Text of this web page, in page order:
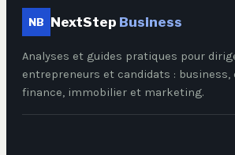
NB NextStep Business
Analyses et guides pratiques pour
entrepreneurs et candidats : business,
finance, immobilier et marketing.